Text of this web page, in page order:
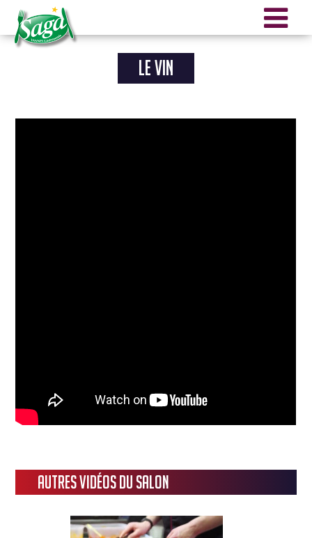
Aller au contenu principal
LE VIN
Autres vidéos du salon